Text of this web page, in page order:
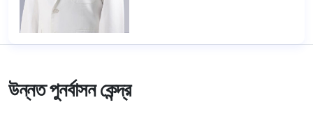
উন্নত পুনর্বাসন কেন্দ্র